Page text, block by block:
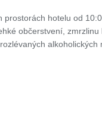
hotelu od
občerstvení,
alkoholických